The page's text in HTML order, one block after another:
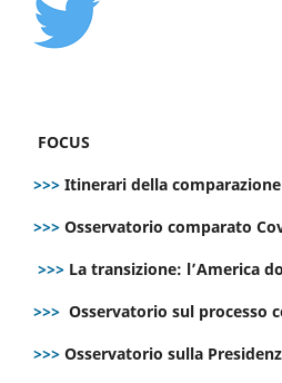
FOCUS
>>> Itinerari della comparazione
>>> Osservatorio comparato
>>> La transizione: l’America
>>> Osservatorio sul processo
>>> Osservatorio sulla